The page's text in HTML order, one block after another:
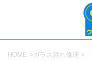
HOME > ガラス割れ修理 >